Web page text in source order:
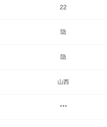
22
隐
隐
山西
***